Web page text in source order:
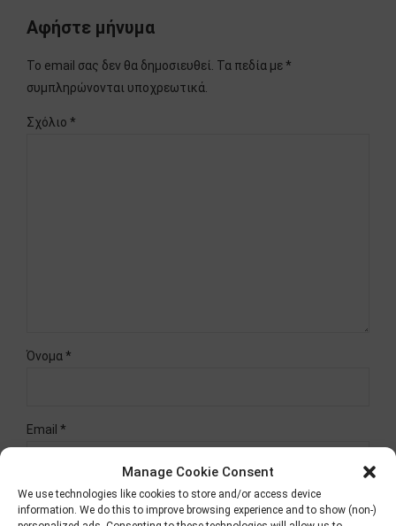
Manage Cookie Consent
We use technologies like cookies to store and/or access device
information. We do this to improve browsing experience and to show (non-)
Αφήστε μήνυμα
Το email σας δεν θα δημοσιευθεί. Τα πεδία με *
συμπληρώνονται υποχρεωτικά.
Σχόλιο *
Όνομα *
Email *
Website